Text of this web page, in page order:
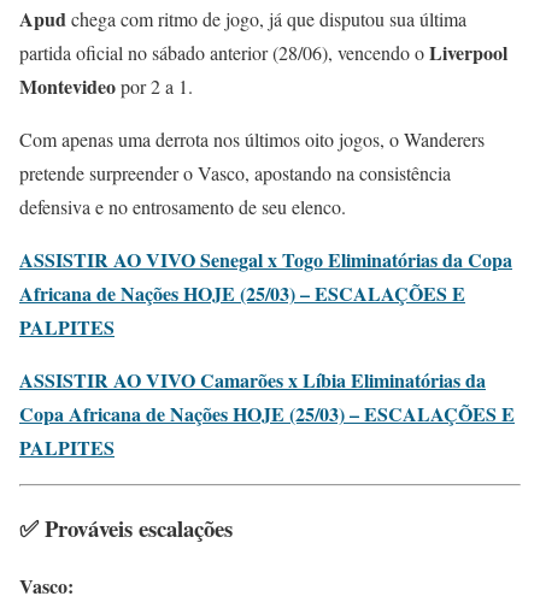
Apudchega com ritmo de jogo, já que disputou sua última
partida oficial no sábado anterior (28/06), vencendo oLiverpool
Montevideopor 2 a 1.
Com apenas uma derrota nos últimos oito jogos, o Wanderers
pretende surpreender o Vasco, apostando na consistência
defensiva e no entrosamento de seu elenco.
ASSISTIR AO VIVO Senegal x Togo Eliminatórias da Copa
Africana de Nações HOJE (25/03) – ESCALAÇÕES E
PALPITES
ASSISTIR AO VIVO Camarões x Líbia Eliminatórias da
Copa Africana de Nações HOJE (25/03) – ESCALAÇÕES E
PALPITES
✅ Prováveis escalações
Vasco: